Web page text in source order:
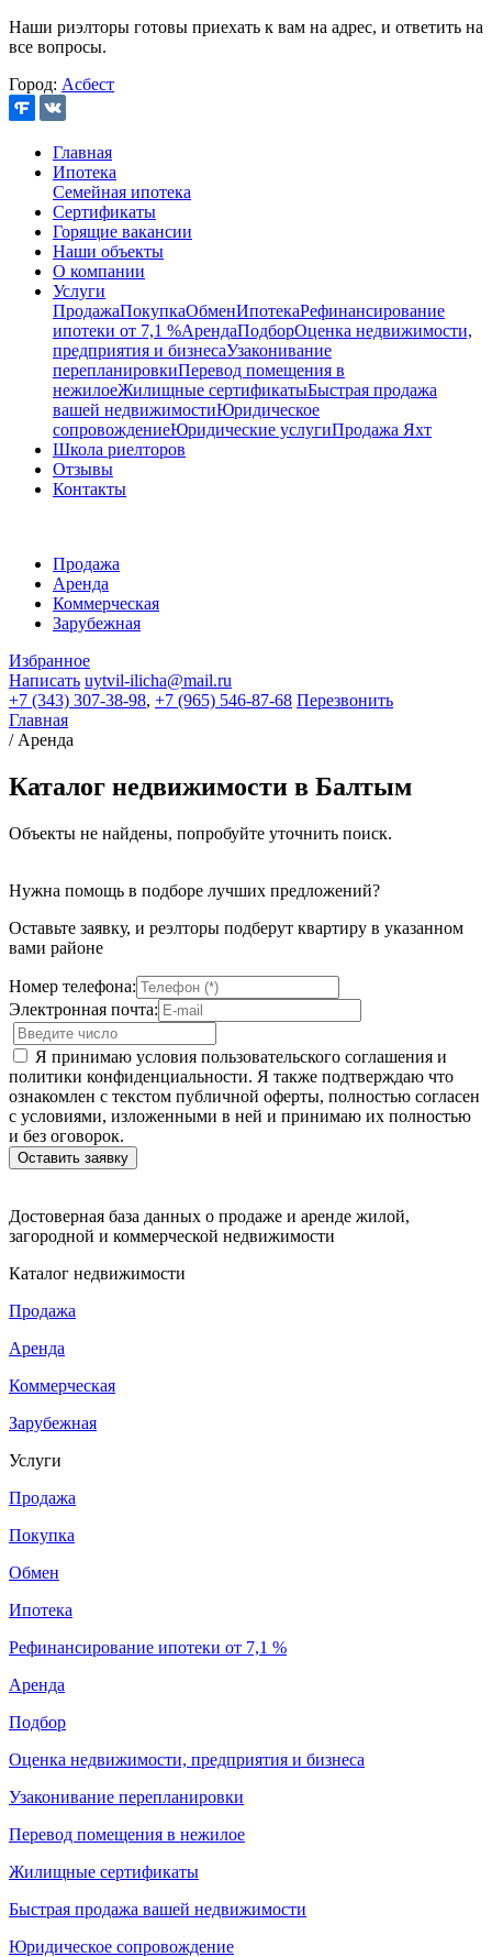
Наши риэлторы готовы приехать к вам на адрес, и ответить на
все вопросы.
Город: Асбест
Главная
Ипотека
Семейная ипотека
Сертификаты
Горящие вакансии
Наши объекты
О компании
Услуги
ПродажаПокупкаОбменИпотекаРефинансирование
ипотеки от 7,1 %АрендаПодборОценка недвижимости,
предприятия и бизнесаУзаконивание
перепланировкиПеревод помещения в
нежилоеЖилищные сертификатыБыстрая продажа
вашей недвижимостиЮридическое
сопровождениеЮридические услугиПродажа Яхт
Школа риелторов
Отзывы
Контакты
Продажа
Аренда
Коммерческая
Зарубежная
Избранное
Написать uytvil-ilicha@mail.ru
+7 (343) 307-38-98, +7 (965) 546-87-68 Перезвонить
Главная
/ Аренда
Каталог недвижимости в Балтым
Объекты не найдены, попробуйте уточнить поиск.
Нужна помощь в подборе лучших предложений?
Оставьте заявку, и реэлторы подберут квартиру в указанном
вами районе
Номер телефона:
Электронная почта:
Я принимаю условия пользовательского соглашения и
политики конфиденциальности. Я также подтверждаю что
ознакомлен с текстом публичной оферты, полностью согласен
с условиями, изложенными в ней и принимаю их полностью
и без оговорок.
Достоверная база данных о продаже и аренде жилой,
загородной и коммерческой недвижимости
Каталог недвижимости
Продажа
Аренда
Коммерческая
Зарубежная
Услуги
Продажа
Покупка
Обмен
Ипотека
Рефинансирование ипотеки от 7,1 %
Аренда
Подбор
Оценка недвижимости, предприятия и бизнеса
Узаконивание перепланировки
Перевод помещения в нежилое
Жилищные сертификаты
Быстрая продажа вашей недвижимости
Юридическое сопровождение